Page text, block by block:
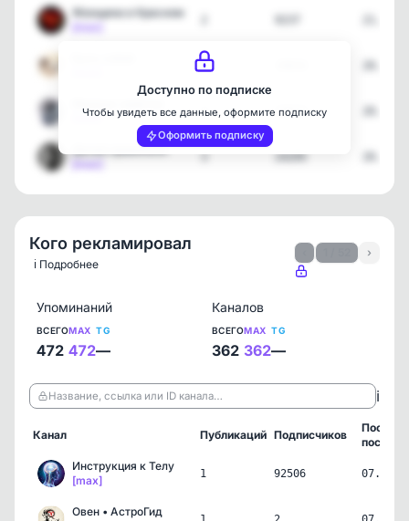
Женщина в Красном
3
[max]
3 32623
Делай правильно
3 24295
Доступно по подписке
Чтобы увидеть все данные, оформите подписку
Оформить подписку
Кого рекламировал
ℹ️ Подробнее
›
Упоминаний
ВСЕГО
472
MAX
472
TG
—
Каналов
ВСЕГО
362
MAX
362
TG
—
Название, ссылка или ID канала… ℹ️
Канал Публикаций Подписчиков
пост
Инструкция к Телу
[max]
1 92506
Овен • АстроГид